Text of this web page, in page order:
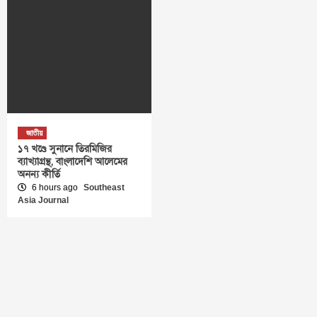
জাতীয়
১৭ খণ্ডে সুনানে তিরমিজির
ব্যাখ্যাগ্রন্থ, বাংলাদেশি আলেমের
অনন্য কীর্তি
6 hours ago Southeast
Asia Journal